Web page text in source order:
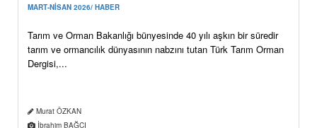
Sema ÖZAY